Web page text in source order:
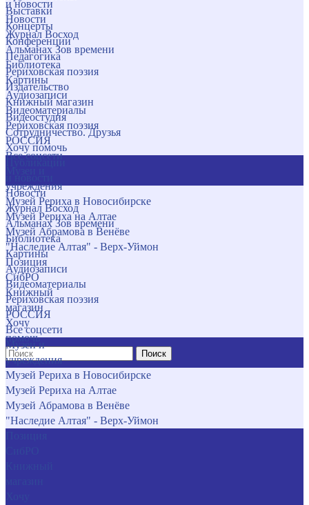
и новости
Новости
Журнал Восход
Альманах Зов времени
Библиотека
Картины
Аудиозаписи
Видеоматериалы
Рериховская поэзия
РОССИЯ
Все соцсети
учреждения
Музей Рериха в Новосибирске
Музей Рериха на Алтае
Музей Абрамова в Венёве
"Наследие Алтая" - Верх-Уймон
Позиция
СибРО
Книжный
магазин
Хочу
помочь
Поиск
Выставки
Концерты
Конференции
Педагогика
Рериховская поэзия
Издательство
Книжный магазин
Видеостудия
Сотрудничество. Друзья
Хочу помочь
Новости
Журнал Восход
Альманах Зов времени
Библиотека
Картины
Аудиозаписи
Видеоматериалы
Рериховская поэзия
РОССИЯ
Все соцсети
Музеи и
учреждения
Музей Рериха в Новосибирске
Музей Рериха на Алтае
Музей Абрамова в Венёве
"Наследие Алтая" - Верх-Уймон